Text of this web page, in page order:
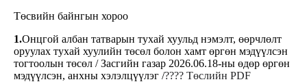
Төсвийн байнгын хороо
1.Онцгой албан татварын тухай хуульд нэмэлт, өөрчлөлт
оруулах тухай хуулийн төсөл болон хамт өргөн мэдүүлсэн
тогтоолын төсөл / Засгийн газар 2026.06.18-ны өдөр өргөн
мэдүүлсэн, анхны хэлэлцүүлэг /???? Төслийн PDF